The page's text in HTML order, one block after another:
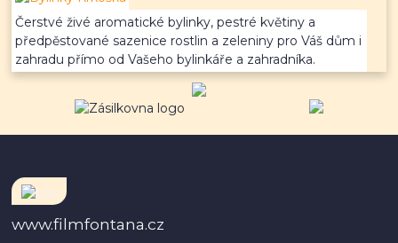
Čerstvé živé aromatické bylinky, pestré květiny a
předpěstované sazenice rostlin a zeleniny pro Váš dům i
zahradu přímo od Vašeho bylinkáře a zahradníka.
www.filmfontana.cz